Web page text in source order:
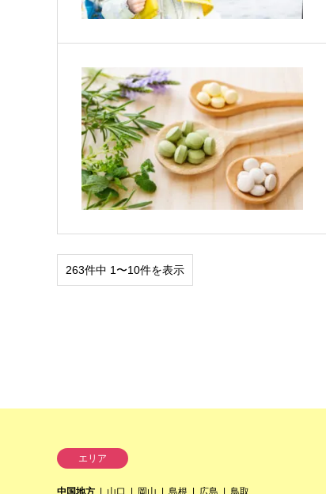
263件中 1〜10件を表示
エリア
中国地方 山口 岡山 島根 広島 鳥取